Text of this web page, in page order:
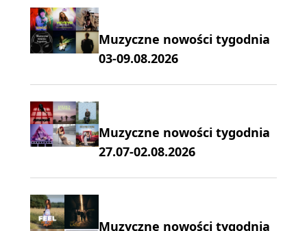
Muzyczne nowości tygodnia
03-09.08.2026
Muzyczne nowości tygodnia
27.07-02.08.2026
Muzyczne nowości tygodnia